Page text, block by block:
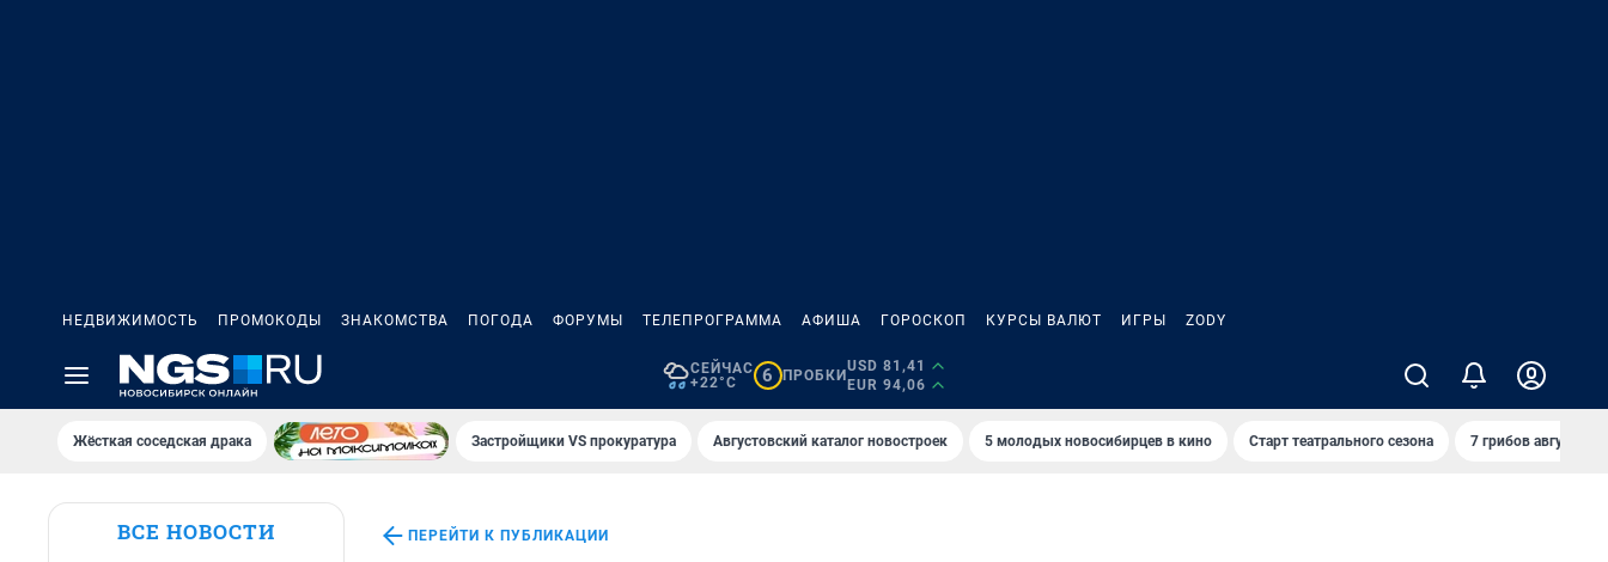
НЕДВИЖИМОСТЬ ПРОМОКОДЫ ЗНАКОМСТВА ПОГОДА ФОРУМЫ ТЕЛЕПРОГРАММА АФИША ГОРОСКОП КУРСЫ ВАЛЮТ ИГРЫ ZODY
СЕЙЧАС
+22°C
6 ПРОБКИ
USD 81,41
EUR 94,06
Жёсткая соседская драка Застройщики VS прокуратура Августовский каталог новостроек 5 молодых новосибирцев в кино Старт театрального сезона 7 грибов августа
ВСЕ НОВОСТИ ПЕРЕЙТИ К ПУБЛИКАЦИИ